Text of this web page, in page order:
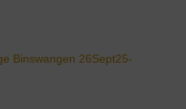
Binswangen 26Sept25-